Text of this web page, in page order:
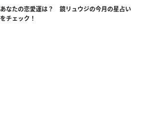
あなたの恋愛運は？ 鏡リュウジの今月の星占い
をチェック！